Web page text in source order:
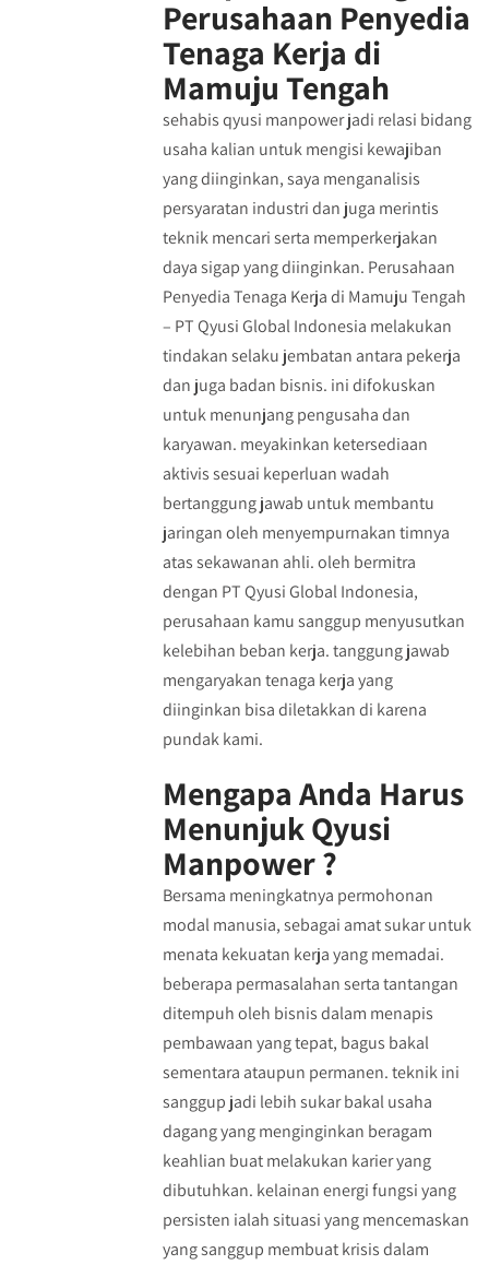
Perusahaan Penyedia
Tenaga Kerja di
Mamuju Tengah
sehabis qyusi manpower jadi relasi bidang
usaha kalian untuk mengisi kewajiban
yang diinginkan, saya menganalisis
persyaratan industri dan juga merintis
teknik mencari serta memperkerjakan
daya sigap yang diinginkan. Perusahaan
Penyedia Tenaga Kerja di Mamuju Tengah
– PT Qyusi Global Indonesia melakukan
tindakan selaku jembatan antara pekerja
dan juga badan bisnis. ini difokuskan
untuk menunjang pengusaha dan
karyawan. meyakinkan ketersediaan
aktivis sesuai keperluan wadah
bertanggung jawab untuk membantu
jaringan oleh menyempurnakan timnya
atas sekawanan ahli. oleh bermitra
dengan PT Qyusi Global Indonesia,
perusahaan kamu sanggup menyusutkan
kelebihan beban kerja. tanggung jawab
mengaryakan tenaga kerja yang
diinginkan bisa diletakkan di karena
pundak kami.
Mengapa Anda Harus
Menunjuk Qyusi
Manpower ?
Bersama meningkatnya permohonan
modal manusia, sebagai amat sukar untuk
menata kekuatan kerja yang memadai.
beberapa permasalahan serta tantangan
ditempuh oleh bisnis dalam menapis
pembawaan yang tepat, bagus bakal
sementara ataupun permanen. teknik ini
sanggup jadi lebih sukar bakal usaha
dagang yang menginginkan beragam
keahlian buat melakukan karier yang
dibutuhkan. kelainan energi fungsi yang
persisten ialah situasi yang mencemaskan
yang sanggup membuat krisis dalam